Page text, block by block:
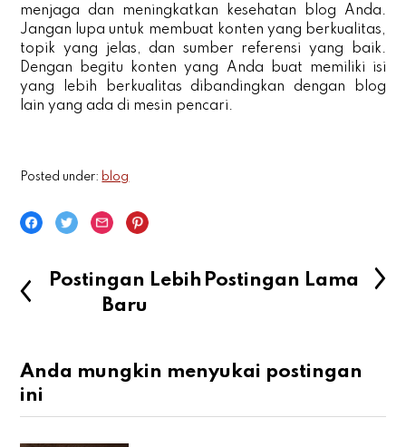
menjaga dan meningkatkan kesehatan blog Anda.
Jangan lupa untuk membuat konten yang berkualitas,
topik yang jelas, dan sumber referensi yang baik.
Dengan begitu konten yang Anda buat memiliki isi
yang lebih berkualitas dibandingkan dengan blog
lain yang ada di mesin pencari.
Posted under: blog
Postingan Lebih
Baru
Postingan Lama
Anda mungkin menyukai postingan
ini